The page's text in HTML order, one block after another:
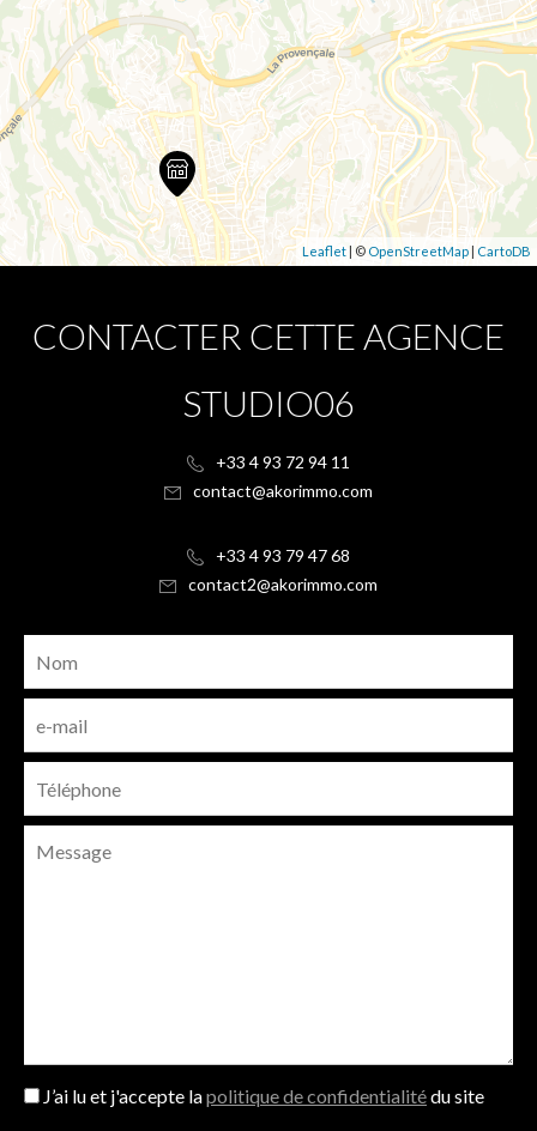
Leaflet | © OpenStreetMap| CartoDB
CONTACTER CETTE AGENCE
STUDIO06
+33 4 93 72 94 11
contact@akorimmo.com
+33 4 93 79 47 68
contact2@akorimmo.com
J’ai lu et j'accepte lapolitique de confidentialitédu site